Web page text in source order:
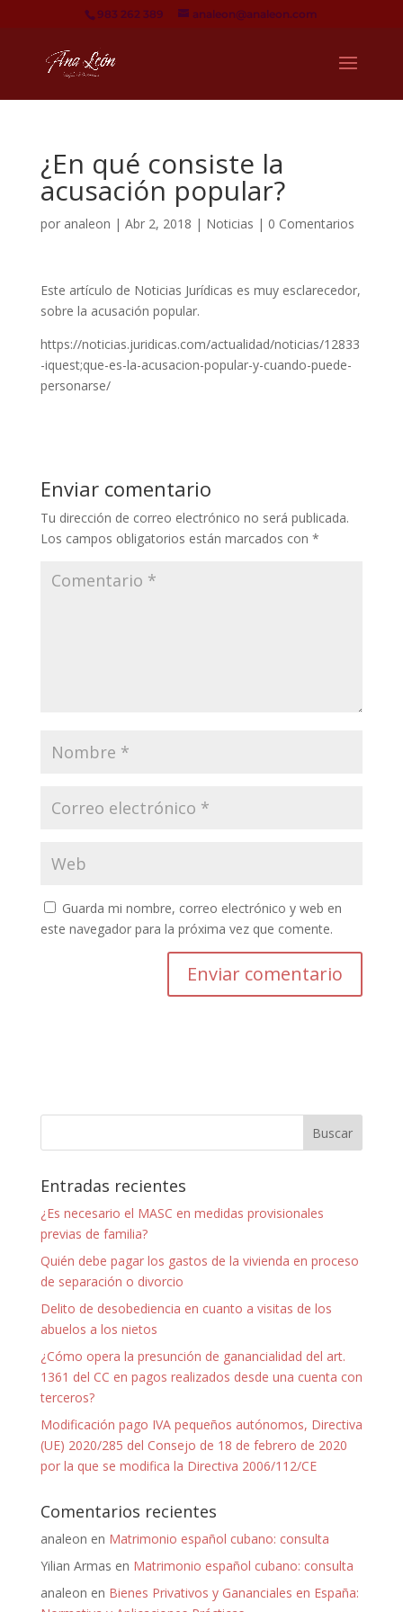
983 262 389 analeon@analeon.com
¿En qué consiste la
acusación popular?
por analeon | Abr 2, 2018 | Noticias | 0 Comentarios
Este artículo de Noticias Jurídicas es muy esclarecedor,
sobre la acusación popular.
https://noticias.juridicas.com/actualidad/noticias/12833
-iquest;que-es-la-acusacion-popular-y-cuando-puede-
personarse/
Enviar comentario
Tu dirección de correo electrónico no será publicada.
Los campos obligatorios están marcados con *
Guarda mi nombre, correo electrónico y web en
este navegador para la próxima vez que comente.
Entradas recientes
¿Es necesario el MASC en medidas provisionales
previas de familia?
Quién debe pagar los gastos de la vivienda en proceso
de separación o divorcio
Delito de desobediencia en cuanto a visitas de los
abuelos a los nietos
¿Cómo opera la presunción de ganancialidad del art.
1361 del CC en pagos realizados desde una cuenta con
terceros?
Modificación pago IVA pequeños autónomos, Directiva
(UE) 2020/285 del Consejo de 18 de febrero de 2020
por la que se modifica la Directiva 2006/112/CE
Comentarios recientes
analeon en Matrimonio español cubano: consulta
Yilian Armas en Matrimonio español cubano: consulta
analeon en Bienes Privativos y Gananciales en España: